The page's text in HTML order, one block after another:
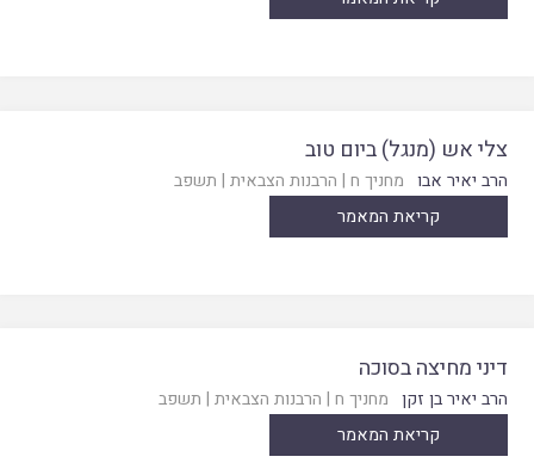
צלי אש (מנגל) ביום טוב
הרב יאיר אבו מחניך ח | הרבנות הצבאית | תשפב
קריאת המאמר
דיני מחיצה בסוכה
הרב יאיר בן זקן מחניך ח | הרבנות הצבאית | תשפב
קריאת המאמר